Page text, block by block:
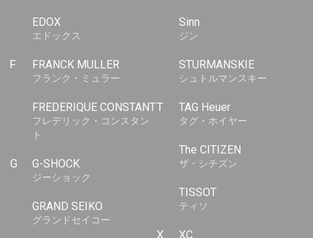
EDOX
エドックス
F FRANCK MULLER
フランク・ミュラー
FREDERIQUE CONSTANT
フレデリック・コンスタン
ト
G G-SHOCK
ジーショック
GRAND SEIKO
グランドセイコー
Sinn
ジン
STURMANSKIE
シュトルマンスキー
T TAG Heuer
タグ・ホイヤー
The CITIZEN
ザ・シチズン
TISSOT
ティソ
X XC